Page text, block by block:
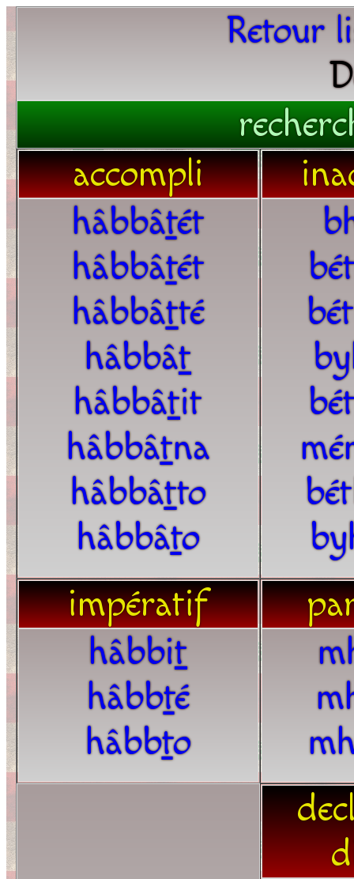
Retour
accompli
hâbbâtét
hâbbâtét
hâbbâtté
hâbbât
hâbbâtit
hâbbâtna
hâbbâtto
hâbbâto
impératif
hâbbit
hâbbté
hâbbto